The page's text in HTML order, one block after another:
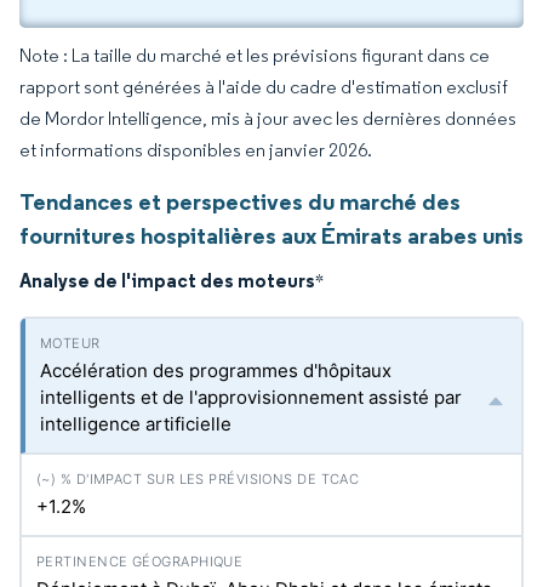
Note : La taille du marché et les prévisions figurant dans ce
rapport sont générées à l'aide du cadre d'estimation exclusif
de Mordor Intelligence, mis à jour avec les dernières données
et informations disponibles en janvier 2026.
Tendances et perspectives du marché des
fournitures hospitalières aux Émirats arabes unis
Analyse de l'impact des moteurs*
Accélération des programmes d'hôpitaux
intelligents et de l'approvisionnement assisté par
intelligence artificielle
+1.2%